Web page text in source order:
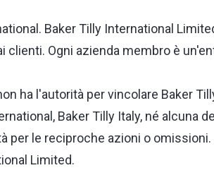
Baker Tilly International
Ogni azienda membro è
ha l'autorità per vincolare Baker
Baker Tilly Italy, né alcuna
le reciproche azioni o omissioni.
Limited.